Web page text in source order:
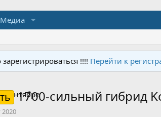
Медиа
!!!! Перейти к
1700-сильный гибрид
2020